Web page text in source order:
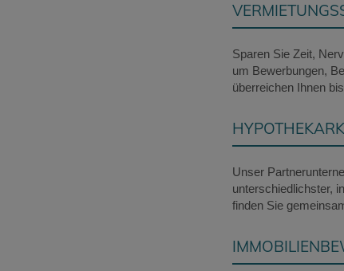
Sparen Sie Zeit,
um Bewerbungen,
überreichen Ihnen
Unser
unterschiedlichster,
finden Sie